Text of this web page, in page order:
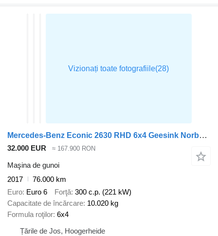
Mercedes-Benz Econic 2630 RHD 6x4 Geesink Norba refuse truck
32.000 EUR ≈ 167.900 RON
Maşina de gunoi
2017
76.000 km
Euro Euro 6 Forţă 300 c.p. (221 kW)
Capacitate de încărcare 10.020 kg
Formula roţilor 6x4
Țările de Jos, Hoogerheide